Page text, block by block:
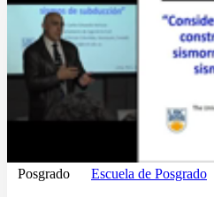
Posgrado Escuela de Posgrado